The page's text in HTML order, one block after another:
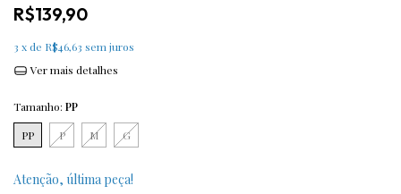
R$139,90
3 x de R$46,63 sem juros
Ver mais detalhes
Tamanho: PP
PP
P M G
Atenção, última peça!